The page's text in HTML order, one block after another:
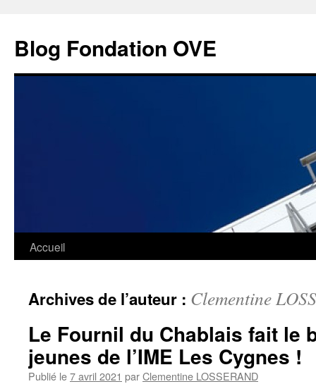
contenu
Blog Fondation OVE
Accueil
Archives de l’auteur : Clementine
Le Fournil du Chablais fait le
jeunes de l’IME Les Cygnes !
Publié le7 avril 2021 parClementine LOSSERAND